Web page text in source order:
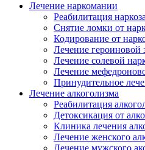
Лечение наркомании
Реабилитация
Снятие ломки от
Кодирование от
Лечение героиновой
Лечение солевой
Лечение
Принудительное
Лечение алкоголизма
Реабилитация
Детоксикация от
Клиника лечения
Лечение женского
Лечение мужского